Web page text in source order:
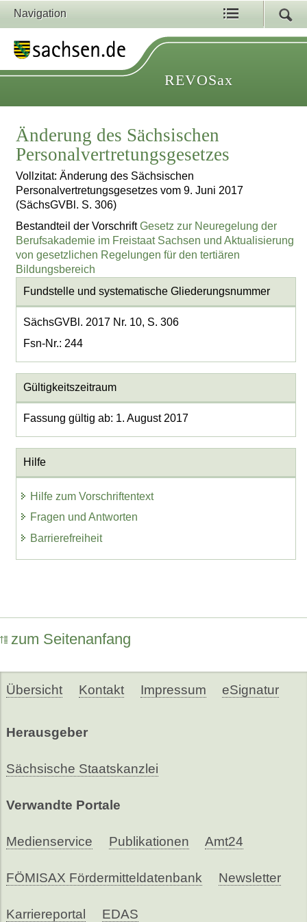
Navigation
REVOSax
Änderung des Sächsischen
Personalvertretungsgesetzes
Vollzitat: Änderung des Sächsischen
Personalvertretungsgesetzes vom 9. Juni 2017
(SächsGVBl. S. 306)
Bestandteil der VorschriftGesetz zur Neuregelung der
Berufsakademie im Freistaat Sachsen und Aktualisierung
von gesetzlichen Regelungen für den tertiären
Bildungsbereich
Fundstelle und systematische Gliederungsnummer
SächsGVBl. 2017 Nr. 10, S. 306
Fsn-Nr.: 244
Gültigkeitszeitraum
Fassung gültig ab: 1. August 2017
Hilfe
Hilfe zum Vorschriftentext
Fragen und Antworten
Barrierefreiheit
zum Seitenanfang
Übersicht Kontakt Impressum eSignatur
Herausgeber
Sächsische Staatskanzlei
Verwandte Portale
Medienservice Publikationen Amt24
FÖMISAX Fördermitteldatenbank Newsletter
Karriereportal EDAS